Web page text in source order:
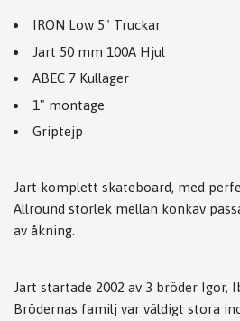
IRON Low 5" Truckar
Jart 50 mm 100A Hjul
ABEC 7 Kullager
1" montage
Griptejp
Jart komplett skateboard, med
Allround storlek mellan konkav
av åkning.
Jart startade 2002 av 3 bröder Igor,
Brödernas familj var väldigt stora